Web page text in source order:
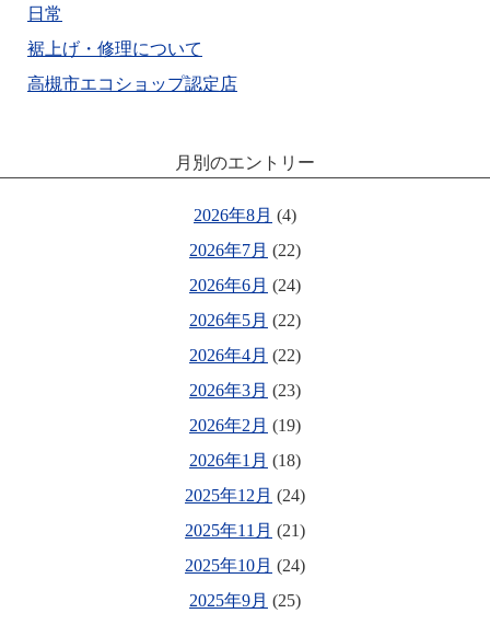
日常
裾上げ・修理について
高槻市エコショップ認定店
月別のエントリー
2026年8月 (4)
2026年7月 (22)
2026年6月 (24)
2026年5月 (22)
2026年4月 (22)
2026年3月 (23)
2026年2月 (19)
2026年1月 (18)
2025年12月 (24)
2025年11月 (21)
2025年10月 (24)
2025年9月 (25)